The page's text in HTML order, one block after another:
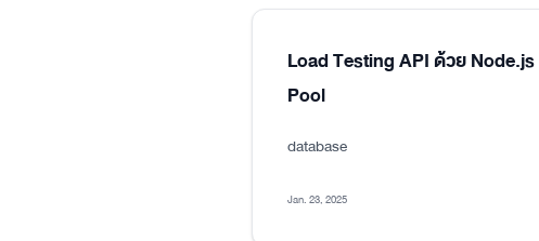
Load Testing API ด้วย
Pool
database
Jan. 23, 2025